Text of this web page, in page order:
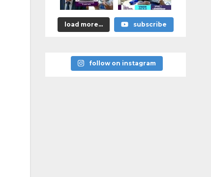
load more... subscribe
follow on instagram